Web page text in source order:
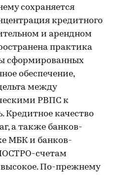
сохраняется
кредитного
и арендном
практика
сформированных
обеспечение,
между
РВПС к
Кредитное качество
а также банков-
МБК и банков-
счетам
По-прежнему